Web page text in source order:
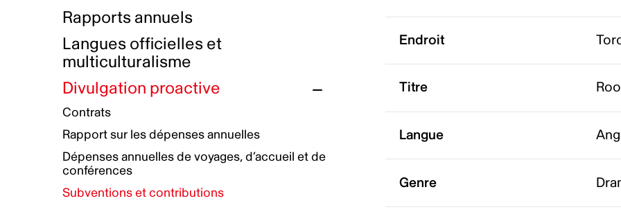
Initiatives autochtones
Plan de réconciliation autochtone
Groupe de travail autochtone
Principes directeurs sur le
harcèlement
Plan d’action pour la parité
Plan d'équité, de diversité,
d'inclusion et d'accessibilité
Boîte à outils pour le récit authentique
Collecte de données et l’auto-identification
Plan d'accessibilité
Rémunération et avantages
Prix et certifications
Nos valeurs d’entreprise
Rapports annuels
Langues officielles et
multiculturalisme
Divulgation proactive
Contrats
Rapport sur les dépenses annuelles
Dépenses annuelles de voyages, d’accueil et de
conférences
Subventions et contributions
Endroit
Titre
Langue
Genre